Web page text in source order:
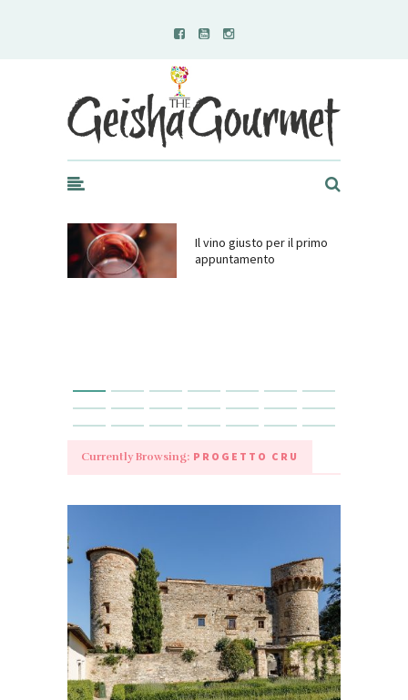
Geisha Gourmet
Il vino giusto per il primo
appuntamento
Currently Browsing: PROGETTO CRU